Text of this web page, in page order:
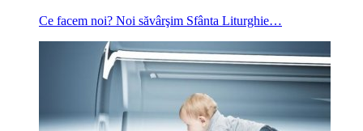
Ce facem noi? Noi săvârşim Sfânta Liturghie…